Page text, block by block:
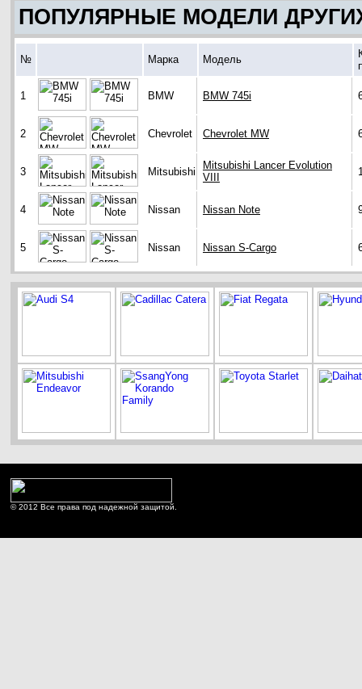
ПОПУЛЯРНЫЕ МОДЕЛИ
№ Марка Модель
1 BMW BMW 745i
2 Chevrolet Chevrolet MW
3 Mitsubishi
Mitsubishi Lancer Evolution
VIII
4 Nissan Nissan Note
5 Nissan Nissan S-Cargo
© 2012 Все права под надежной защитой.